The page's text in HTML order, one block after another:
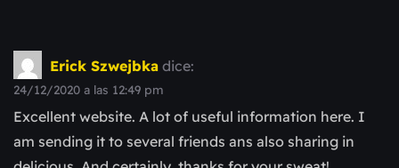
Erick Szwejbka dice:
24/12/2020 a las 12:49 pm
Excellent website. A lot of useful information here. I
am sending it to several friends ans also sharing in